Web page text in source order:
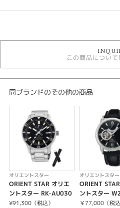
時計
金属ベルト
自動巻き
10気圧防水
オリエントスター
メンズ 腕時計
性別
メンズ
腕時計
ORIENT STAR
この商品につい
同ブランドのその他の商品
オリエントスター
ORIENT STAR オリエ
ントスター RK-AU030
9B
¥91,300（税込）
オリエントスター
ORIENT
ントスター
A
￥77,000（税込